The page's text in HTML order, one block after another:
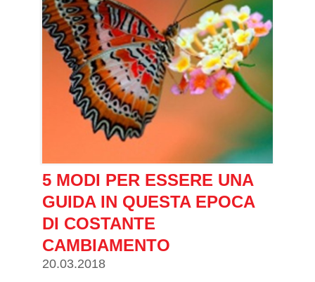
5 MODI PER ESSERE UNA
GUIDA IN QUESTA EPOCA
DI COSTANTE
CAMBIAMENTO
20.03.2018